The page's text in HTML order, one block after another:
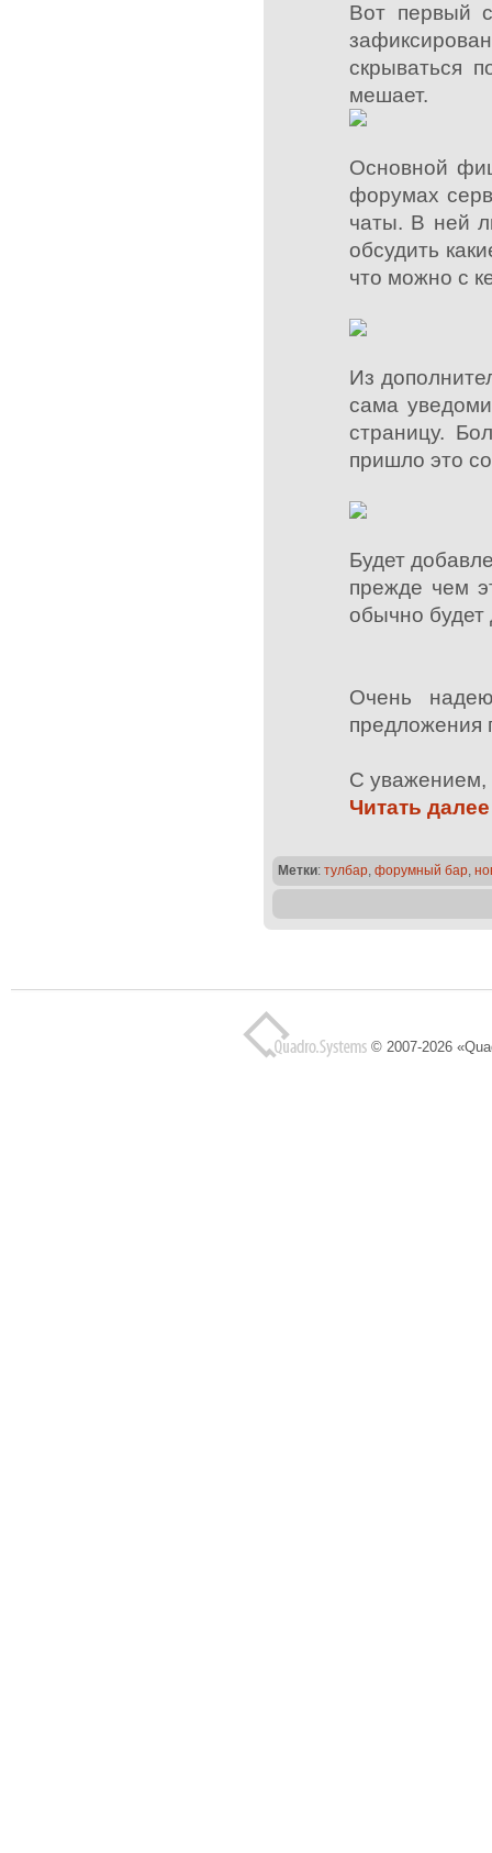
Вот первый
скрываться
мешает.
Основной
форумах
чаты. В ней
обсудить
что можно с
Из
сама
страницу.
пришло это
Будет
прежде чем
обычно будет
Очень
предложения
С уважением,
Читать
Метки: тулбар, форумный бар,
© 2007-2026